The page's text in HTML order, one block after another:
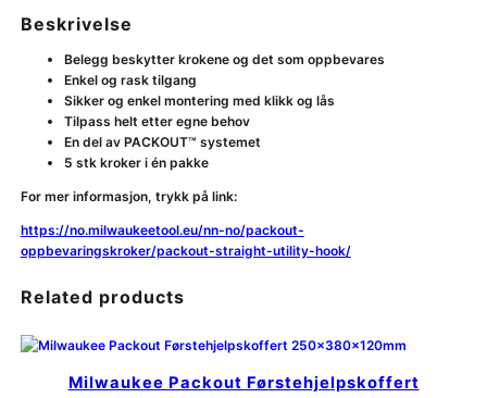
Beskrivelse
Belegg beskytter krokene og det som oppbevares
Enkel og rask tilgang
Sikker og enkel montering med klikk og lås
Tilpass helt etter egne behov
En del av PACKOUT™ systemet
5 stk kroker i én pakke
For mer informasjon, trykk på link:
https://no.milwaukeetool.eu/nn-no/packout-
oppbevaringskroker/packout-straight-utility-hook/
Related products
Milwaukee Packout Førstehjelpskoffert